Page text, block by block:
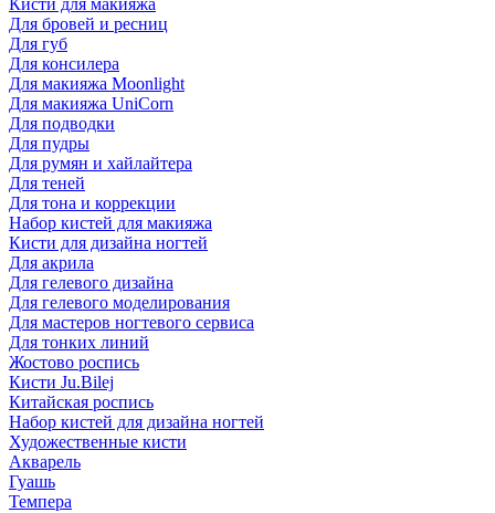
Кисти для макияжа
Для бровей и ресниц
Для губ
Для консилера
Для макияжа Moonlight
Для макияжа UniCorn
Для подводки
Для пудры
Для румян и хайлайтера
Для теней
Для тона и коррекции
Набор кистей для макияжа
Кисти для дизайна ногтей
Для акрила
Для гелевого дизайна
Для гелевого моделирования
Для мастеров ногтевого сервиса
Для тонких линий
Жостово роспись
Кисти Ju.Bilej
Китайская роспись
Набор кистей для дизайна ногтей
Художественные кисти
Акварель
Гуашь
Темпера